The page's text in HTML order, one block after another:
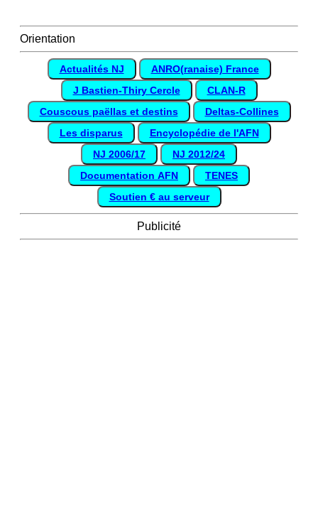
Orientation
Actualités NJ
ANRO(ranaise) France
J Bastien-Thiry Cercle
CLAN-R
Couscous paëllas et destins
Deltas-Collines
Les disparus
Encyclopédie de l'AFN
NJ 2006/17
NJ 2012/24
Documentation AFN
TENES
Soutien € au serveur
Publicité